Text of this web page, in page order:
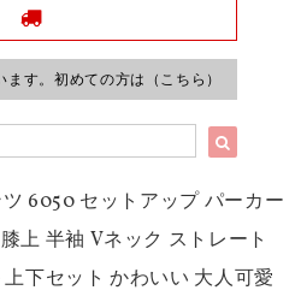
す。初めての方は（こちら）
6050 セットアップ パーカー
上 半袖 Vネック ストレート
下セット かわいい 大人可愛